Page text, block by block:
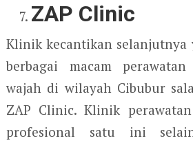
ZAP Clinic
Klinik kecantikan selanjutnya
berbagai macam
wajah di wilayah Cibubur
ZAP Clinic. Klinik
profesional satu ini